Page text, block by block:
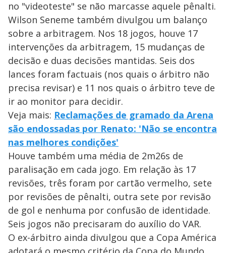
no "videoteste" se não marcasse aquele pênalti.
Wilson Seneme também divulgou um balanço
sobre a arbitragem. Nos 18 jogos, houve 17
intervenções da arbitragem, 15 mudanças de
decisão e duas decisões mantidas. Seis dos
lances foram factuais (nos quais o árbitro não
precisa revisar) e 11 nos quais o árbitro teve de
ir ao monitor para decidir.
Veja mais: Reclamações de gramado da Arena
são endossadas por Renato: 'Não se encontra
nas melhores condições'
Houve também uma média de 2m26s de
paralisação em cada jogo. Em relação às 17
revisões, três foram por cartão vermelho, sete
por revisões de pênalti, outra sete por revisão
de gol e nenhuma por confusão de identidade.
Seis jogos não precisaram do auxílio do VAR.
O ex-árbitro ainda divulgou que a Copa América